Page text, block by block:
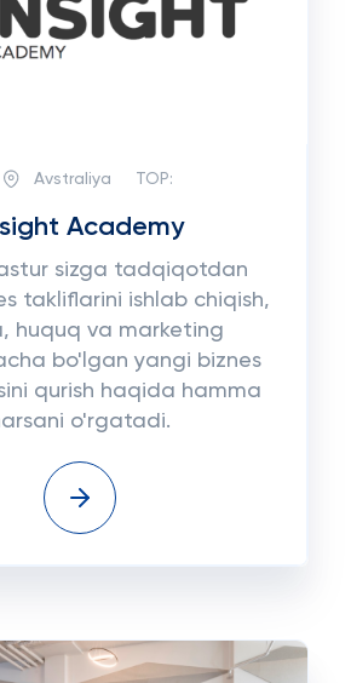
Avstraliya TOP:
Academy
sizga tadqiqotdan
takliflarini ishlab chiqish,
huquq va marketing
bo'lgan yangi biznes
qurish haqida hamma
o'rgatadi.